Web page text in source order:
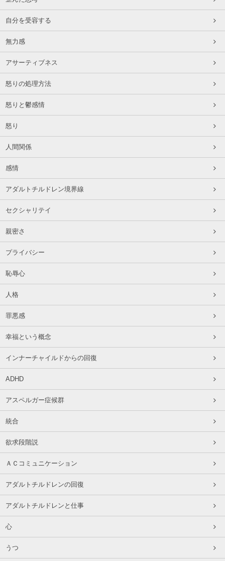
自分を受容する
無力感
アサーティブネス
怒りの処理方法
怒りと鬱感情
怒り
人間関係
感情
アダルトチルドレン境界線
セクシャリテイ
親密さ
プライバシー
恥辱心
人格
罪悪感
幸福という概念
インナーチャイルドからの回復
ADHD
アスペルガー症候群
統合
欲求段階説
ＡＣコミュニケーション
アダルトチルドレンの回復
アダルトチルドレンと仕事
心
うつ